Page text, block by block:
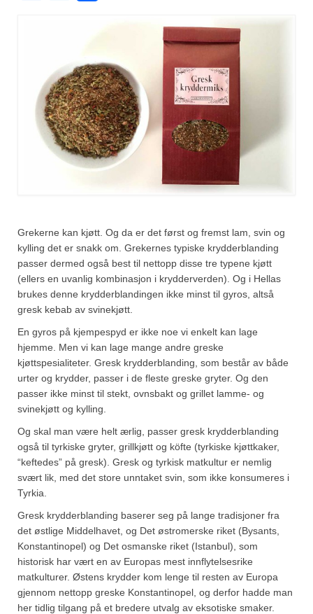
Kjøttretter
Snacks
Supper
Vegetar
Krydder, oppskrifter
Albóndigaskrydder
Bouquet garni
Brennesle
Cajunkrydder, mildt
Cajunkrydder, sterkt
Estragon
Guindillas
Herbes de Provence
Krøderens husmannsmiks
Løpstikke
Massalé seychellois
Merian
Grekerne kan kjøtt. Og da er det først og fremst lam, svin og
kylling det er snakk om. Grekernes typiske krydderblanding
passer dermed også best til nettopp disse tre typene kjøtt
(ellers en uvanlig kombinasjon i krydderverden). Og i Hellas
brukes denne krydderblandingen ikke minst til gyros, altså
gresk kebab av svinekjøtt.
En gyros på kjempespyd er ikke noe vi enkelt kan lage
hjemme. Men vi kan lage mange andre greske
kjøttspesialiteter. Gresk krydderblanding, som består av både
urter og krydder, passer i de fleste greske gryter. Og den
passer ikke minst til stekt, ovnsbakt og grillet lamme- og
svinekjøtt og kylling.
Og skal man være helt ærlig, passer gresk krydderblanding
også til tyrkiske gryter, grillkjøtt og köfte (tyrkiske kjøttkaker,
“keftedes” på gresk). Gresk og tyrkisk matkultur er nemlig
svært lik, med det store unntaket svin, som ikke konsumeres i
Tyrkia.
Gresk krydderblanding baserer seg på lange tradisjoner fra
det østlige Middelhavet, og Det østromerske riket (Bysants,
Konstantinopel) og Det osmanske riket (Istanbul), som
historisk har vært en av Europas mest innflytelsesrike
matkulturer. Østens krydder kom lenge til resten av Europa
gjennom nettopp greske Konstantinopel, og derfor hadde man
her tidlig tilgang på et bredere utvalg av eksotiske smaker.